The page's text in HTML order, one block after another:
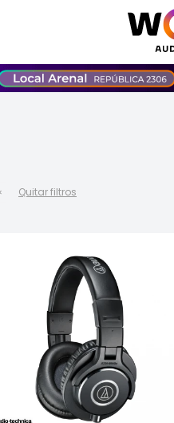
Quitar filtros